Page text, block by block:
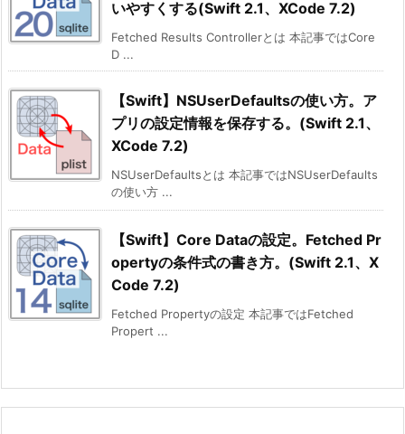
いやすくする(Swift 2.1、XCode 7.2)
Fetched Results Controllerとは 本記事ではCore
D ...
【Swift】NSUserDefaultsの使い方。ア
プリの設定情報を保存する。(Swift 2.1、
XCode 7.2)
NSUserDefaultsとは 本記事ではNSUserDefaults
の使い方 ...
【Swift】Core Dataの設定。Fetched Pr
opertyの条件式の書き方。(Swift 2.1、X
Code 7.2)
Fetched Propertyの設定 本記事ではFetched
Propert ...